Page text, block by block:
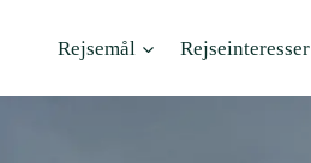
Rejsemål Rejseinteresser